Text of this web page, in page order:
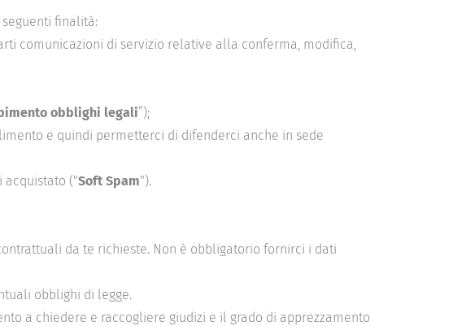
finalità:
comunicazioni di servizio relative alla conferma, modifica,
obblighi legali”);
e quindi permetterci di difenderci anche in sede
("Soft Spam").
da te richieste. Non è obbligatorio fornirci i dati
obblighi di legge.
a chiedere e raccogliere giudizi e il grado di apprezzamento